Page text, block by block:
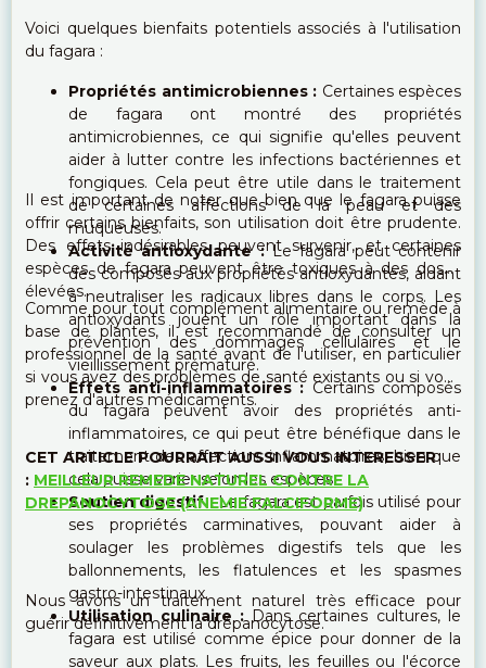
Voici quelques bienfaits potentiels associés à l'utilisation
du fagara :
Propriétés antimicrobiennes : Certaines espèces
de fagara ont montré des propriétés
antimicrobiennes, ce qui signifie qu'elles peuvent
aider à lutter contre les infections bactériennes et
fongiques. Cela peut être utile dans le traitement
de certaines affections de la peau et des
muqueuses.
Activité antioxydante :Le fagara peut contenir
des composés aux propriétés antioxydantes, aidant
à neutraliser les radicaux libres dans le corps. Les
antioxydants jouent un rôle important dans la
prévention des dommages cellulaires et le
vieillissement prématuré.
Effets anti-inflammatoires :Certains composés
du fagara peuvent avoir des propriétés anti-
inflammatoires, ce qui peut être bénéfique dans le
traitement des affections inflammatoires, bien que
cela puisse varier selon les espèces.
Soutien digestif :Le fagara est parfois utilisé pour
ses propriétés carminatives, pouvant aider à
soulager les problèmes digestifs tels que les
ballonnements, les flatulences et les spasmes
gastro-intestinaux.
Utilisation culinaire :Dans certaines cultures, le
fagara est utilisé comme épice pour donner de la
saveur aux plats. Les fruits, les feuilles ou l'écorce
Il est important de noter que bien que le fagara puisse
offrir certains bienfaits, son utilisation doit être prudente.
Des effets indésirables peuvent survenir, et certaines
espèces de fagara peuvent être toxiques à des doses
élevées.
Comme pour tout complément alimentaire ou remède à
base de plantes, il est recommandé de consulter un
professionnel de la santé avant de l'utiliser, en particulier
si vous avez des problèmes de santé existants ou si vous
prenez d'autres médicaments.
CET ARTICLE POURRAIT AUSSI VOUS INTERESSER
: MEILLEUR REMEDE NATUREL CONTRE LA
DREPANOCYTOSE (ANEMIE FALCIFORME)
Nous avons un traitement naturel très efficace pour
guérir définitivement la drépanocytose.